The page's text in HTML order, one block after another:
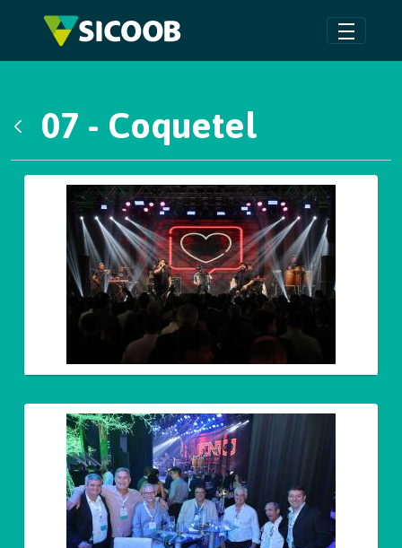
Pular para o Conteúdo principal
07 - Coquetel
Galeria de Mídias